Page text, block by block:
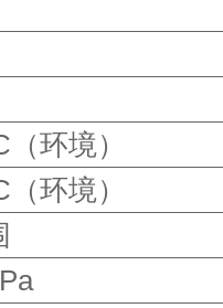
环境）
环境）